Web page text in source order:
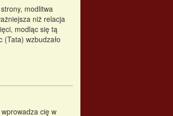
modlitwa
niż relacja
modląc się tą
(Tata) wzbudzało
cię w